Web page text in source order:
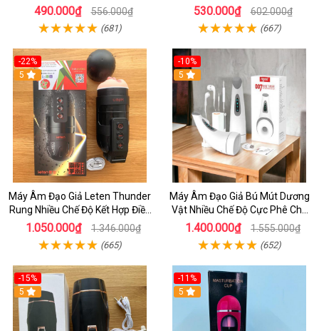
hạt trân châu
490.000₫ 556.000₫
(681)
Siêu Mềm - Nơi Bán Âm Đạo Giẩ
Thủ Đức .
530.000₫ 602.000₫
(667)
-22%
5
Máy Âm Đạo Giả Leten Thunder
Rung Nhiều Chế Độ Kết Hợp Điều
Khiển Từ Xa Qua aap Dùng Cho
Nam Tự Sướng
1.050.000₫ 1.346.000₫
(665)
-10%
5
Máy Âm Đạo Giả Bú Mút Dương
Vật Nhiều Chế Độ Cực Phê Cho
Nam
1.400.000₫ 1.555.000₫
(652)
-15%
5
-11%
5